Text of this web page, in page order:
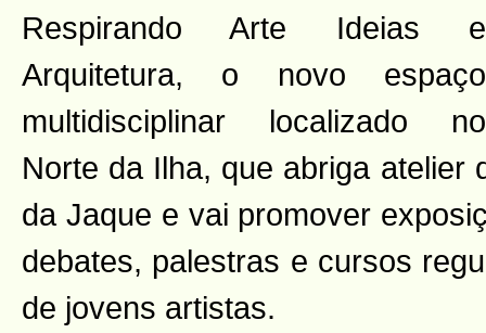
Respirando Arte Ideias e
Arquitetura, o novo espaço
multidisciplinar localizado no
Norte da Ilha, que abriga atelier
da Jaque e vai promover
debates, palestras e cursos
de jovens artistas.